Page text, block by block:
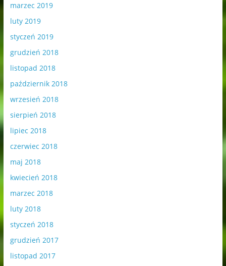
marzec 2019
luty 2019
styczeń 2019
grudzień 2018
listopad 2018
październik 2018
wrzesień 2018
sierpień 2018
lipiec 2018
czerwiec 2018
maj 2018
kwiecień 2018
marzec 2018
luty 2018
styczeń 2018
grudzień 2017
listopad 2017